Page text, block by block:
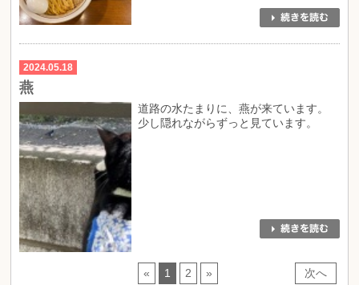
2024.05.18
燕
道路の水たまりに、燕が来ています。
少し隠れながらずっと見ています。
« 1 2 » 次へ